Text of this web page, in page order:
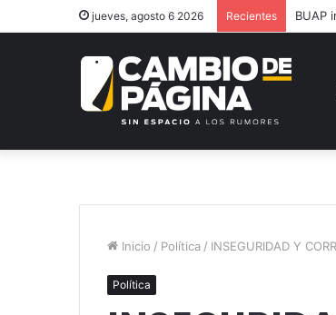
jueves, agosto 6 2026 Recientes BUAP
Inicio / Política / INSEGURIDAD Y
Política